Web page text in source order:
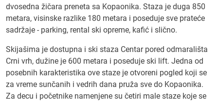
dvosedna žičara preneta sa Kopaonika. Staza je duga 850
metara, visinske razlike 180 metara i poseduje sve prateće
sadržaje - parking, rental ski opreme, kafić i slično.
Skijašima je dostupna i ski staza Centar pored odmarališta
Crni vrh, dužine je 600 metara i poseduje ski lift. Jedna od
posebnih karakteristika ove staze je otvoreni pogled koji se
za vreme sunčanih i vedrih dana pruža sve do Kopaonika.
Za decu i početnike namenjene su četiri male staze koje se